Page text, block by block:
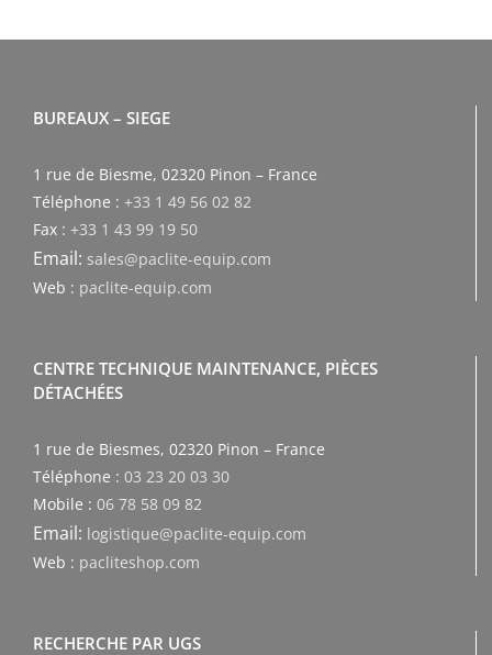
BUREAUX – SIEGE
1 rue de Biesme, 02320 Pinon – France
Téléphone : +33 1 49 56 02 82
Fax : +33 1 43 99 19 50
Email: sales@paclite-equip.com
Web : paclite-equip.com
CENTRE TECHNIQUE MAINTENANCE, PIÈCES
DÉTACHÉES
1 rue de Biesmes, 02320 Pinon – France
Téléphone : 03 23 20 03 30
Mobile : 06 78 58 09 82
Email: logistique@paclite-equip.com
Web : pacliteshop.com
RECHERCHE PAR UGS